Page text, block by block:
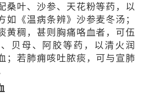
桑叶、沙参、天花粉等药，以
如《温病条辨》沙参麦冬汤；
黄稠，甚则胸痛咯血者，可伍
贝母、阿胶等药，以清火润
；若肺痈咳吐脓痰，可与宣肺